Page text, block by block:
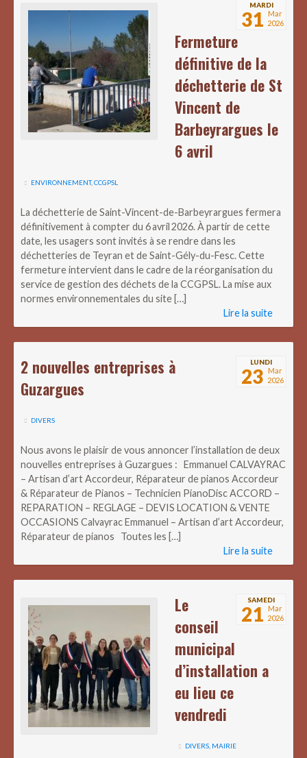
MARDI
31 Mar
2026
Fermeture
définitive de la
déchetterie de St
Vincent de
Barbeyrargues le
6 avril
ENVIRONNEMENT,CCGPSL
La déchetterie de Saint-Vincent-de-Barbeyrargues fermera
définitivement à compter du 6 avril 2026. À partir de cette
date, les usagers sont invités à se rendre dans les
déchetteries de Teyran et de Saint-Gély-du-Fesc. Cette
fermeture intervient dans le cadre de la réorganisation du
service de gestion des déchets de la CCGPSL. La mise aux
normes environnementales du site […]
Lire la suite
LUNDI
23 Mar
2026
2 nouvelles entreprises à
Guzargues
DIVERS
Nous avons le plaisir de vous annoncer l’installation de deux
nouvelles entreprises à Guzargues : Emmanuel CALVAYRAC
– Artisan d’art Accordeur, Réparateur de pianos Accordeur
& Réparateur de Pianos – Technicien PianoDisc ACCORD –
REPARATION – REGLAGE – DEVIS LOCATION & VENTE
OCCASIONS Calvayrac Emmanuel – Artisan d’art Accordeur,
Réparateur de pianos Toutes les […]
Lire la suite
SAMEDI
21 Mar
2026
Le
conseil
municipal
d’installation a
eu lieu ce
vendredi
DIVERS MAIRIE